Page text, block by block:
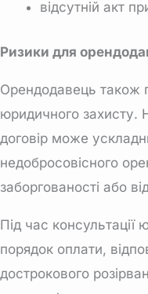
відсутній акт
Ризики для
Орендодавець також
юридичного захисту.
договір може
недобросовісного
заборгованості або
Під час
порядок оплати,
дострокового